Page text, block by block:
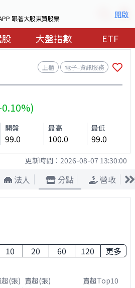
跟著大股東買股票 開啟
股 大盤指數 ETF
上櫃 電子–資訊服務
開盤
99.0
最高
100.0
最低
99.0
更新時間： 2026-08-07 13:30:00
法人 分點 營收
10 20 60 120 更多
超(張) 賣超(張)
賣超Top10